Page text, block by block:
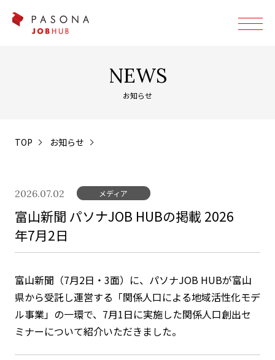
NEWS
お知らせ
TOP お知らせ
2026.07.02 メディア
富山新聞 パソナJOB HUBの掲載 2026
年7月2日
富山新聞（7月2日・3面）に、パソナJOB HUBが富山
県から受託し運営する「関係人口による地域活性化モデ
ル事業」の一環で、7月1日に実施した関係人口創出セ
ミナーについて紹介いただきました。